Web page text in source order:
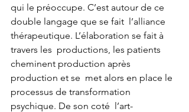
qui le préoccupe. C’est autour de ce
double langage que se fait  l’alliance
thérapeutique. L’élaboration se fait à
travers les  productions, les patients
cheminent production après
production et se  met alors en place le
processus de transformation
psychique. De son coté  l’art-